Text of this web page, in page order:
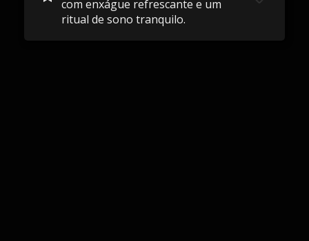
com enxágue refrescante e um
ritual de sono tranquilo.